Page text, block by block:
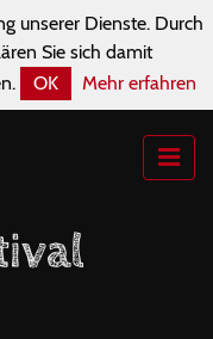
unserer Dienste. Durch
Sie sich damit
OK Mehr erfahren